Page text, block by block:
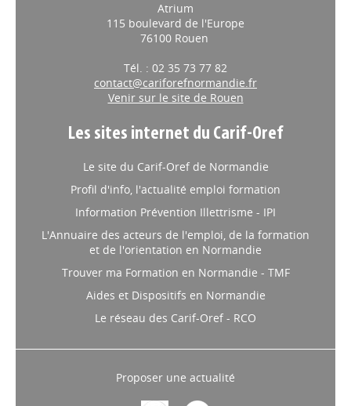
Atrium
115 boulevard de l'Europe
76100 Rouen
Tél. : 02 35 73 77 82
contact@cariforefnormandie.fr
Venir sur le site de Rouen
Les sites internet du Carif-Oref
Le site du Carif-Oref de Normandie
Profil d'info, l'actualité emploi formation
Information Prévention Illettrisme - IPI
L'Annuaire des acteurs de l'emploi, de la formation
et de l'orientation en Normandie
Trouver ma Formation en Normandie - TMF
Aides et Dispositifs en Normandie
Le réseau des Carif-Oref - RCO
Proposer une actualité